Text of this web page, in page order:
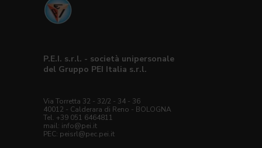
P.E.I. s.r.l. - società unipersonale
del Gruppo PEI Italia s.r.l.
Via Torretta 32 - 32/2 - 34 - 36
40012 - Calderara di Reno - BOLOGNA
Tel. +39 051 6464811
mail: info@pei.it
PEC: peisrl@pec.pei.it